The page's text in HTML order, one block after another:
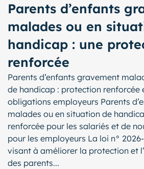
Parents d’enfants
malades ou en
handicap : une
renforcée
Parents d’enfants gravement
de handicap : protection renforcée
obligations employeurs Parents
malades ou en situation de
renforcée pour les salariés et de
pour les employeurs La loi n°
visant à améliorer la protection et
des parents...